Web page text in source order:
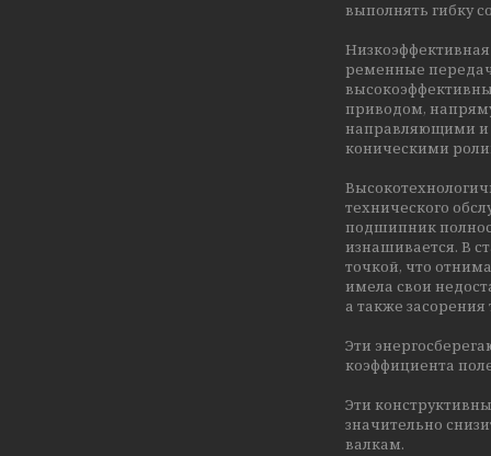
выполнять гибку
ременные
приводом,
направляющими
коническими
технического
подшипник
изнашивается. В
точкой, что
имела свои
а также
Эти
коэффициента
Эти
значительно
валкам.